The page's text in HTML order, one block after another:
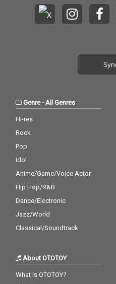
Genre-All Genres
Hi-res
Rock
Pop
Idol
Anime/Game/Voice Actor
Hip Hop/R&B
Dance/Electronic
Jazz/World
Classical/Soundtrack
About OTOTOY
What is OTOTOY?